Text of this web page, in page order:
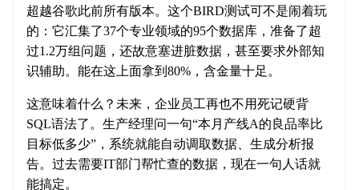
超越谷歌此前所有版本。这个BIRD测试可不是闹着玩
的：它汇集了37个专业领域的95个数据库，准备了超
过1.2万组问题，还故意塞进脏数据，甚至要求外部知
识辅助。能在这上面拿到80%，含金量十足。
这意味着什么？未来，企业员工再也不用死记硬背
SQL语法了。生产经理问一句“本月产线A的良品率比
目标低多少”，系统就能自动调取数据、生成分析报
告。过去需要IT部门帮忙查的数据，现在一句人话就
能搞定。